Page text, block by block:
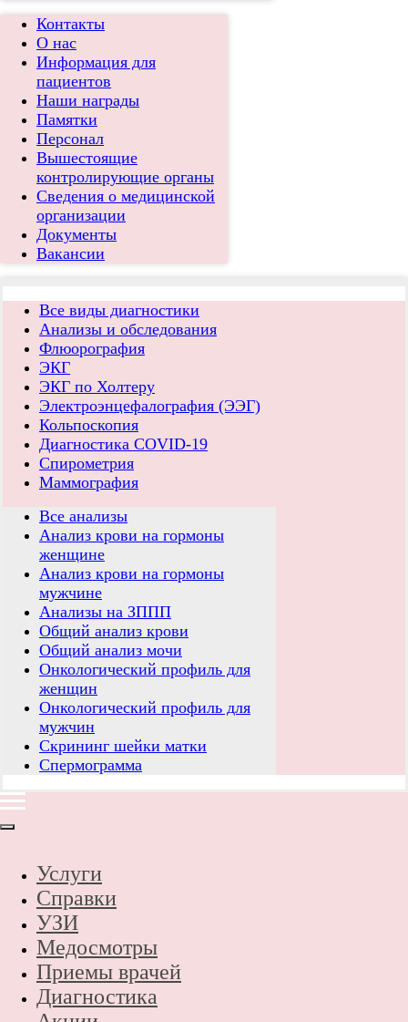
Контакты
О нас
Информация для
пациентов
Наши награды
Памятки
Персонал
Вышестоящие
контролирующие органы
Сведения о медицинской
организации
Документы
Вакансии
Все виды диагностики
Анализы и обследования
Флюорография
ЭКГ
ЭКГ по Холтеру
Электроэнцефалография (ЭЭГ)
Кольпоскопия
Диагностика COVID-19
Спирометрия
Маммография
Все анализы
Анализ крови на гормоны
женщине
Анализ крови на гормоны
мужчине
Анализы на ЗППП
Общий анализ крови
Общий анализ мочи
Онкологический профиль для
женщин
Онкологический профиль для
мужчин
Скрининг шейки матки
Спермограмма
Услуги
Справки
УЗИ
Медосмотры
Приемы врачей
Диагностика